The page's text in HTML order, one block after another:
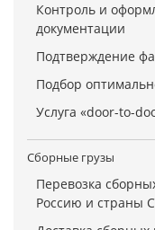
Контроль и
документации
Подтверждение
Подбор
Услуга «door-to-
Сборные грузы
Перевозка
Россию и страны